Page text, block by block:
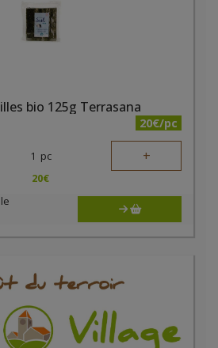
bio 125g Terrasana
20€/pc
1 pc +
20€